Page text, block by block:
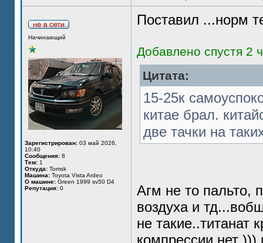
Начинающий
Зарегистрирован: 03 май 2026,
10:40
Сообщения: 8
Тем: 1
Откуда: Tomsk
Машина: Toyota Vista Ardeo
О машине: Green 1999 sv50 D4
Репутация: 0
Поставил ...норм
Добавлено спустя 2
Цитата:
15-25к
китае брал.
две тачки на
Агм не то пальто,
воздуха и
не такие..титанат
компрессии нет